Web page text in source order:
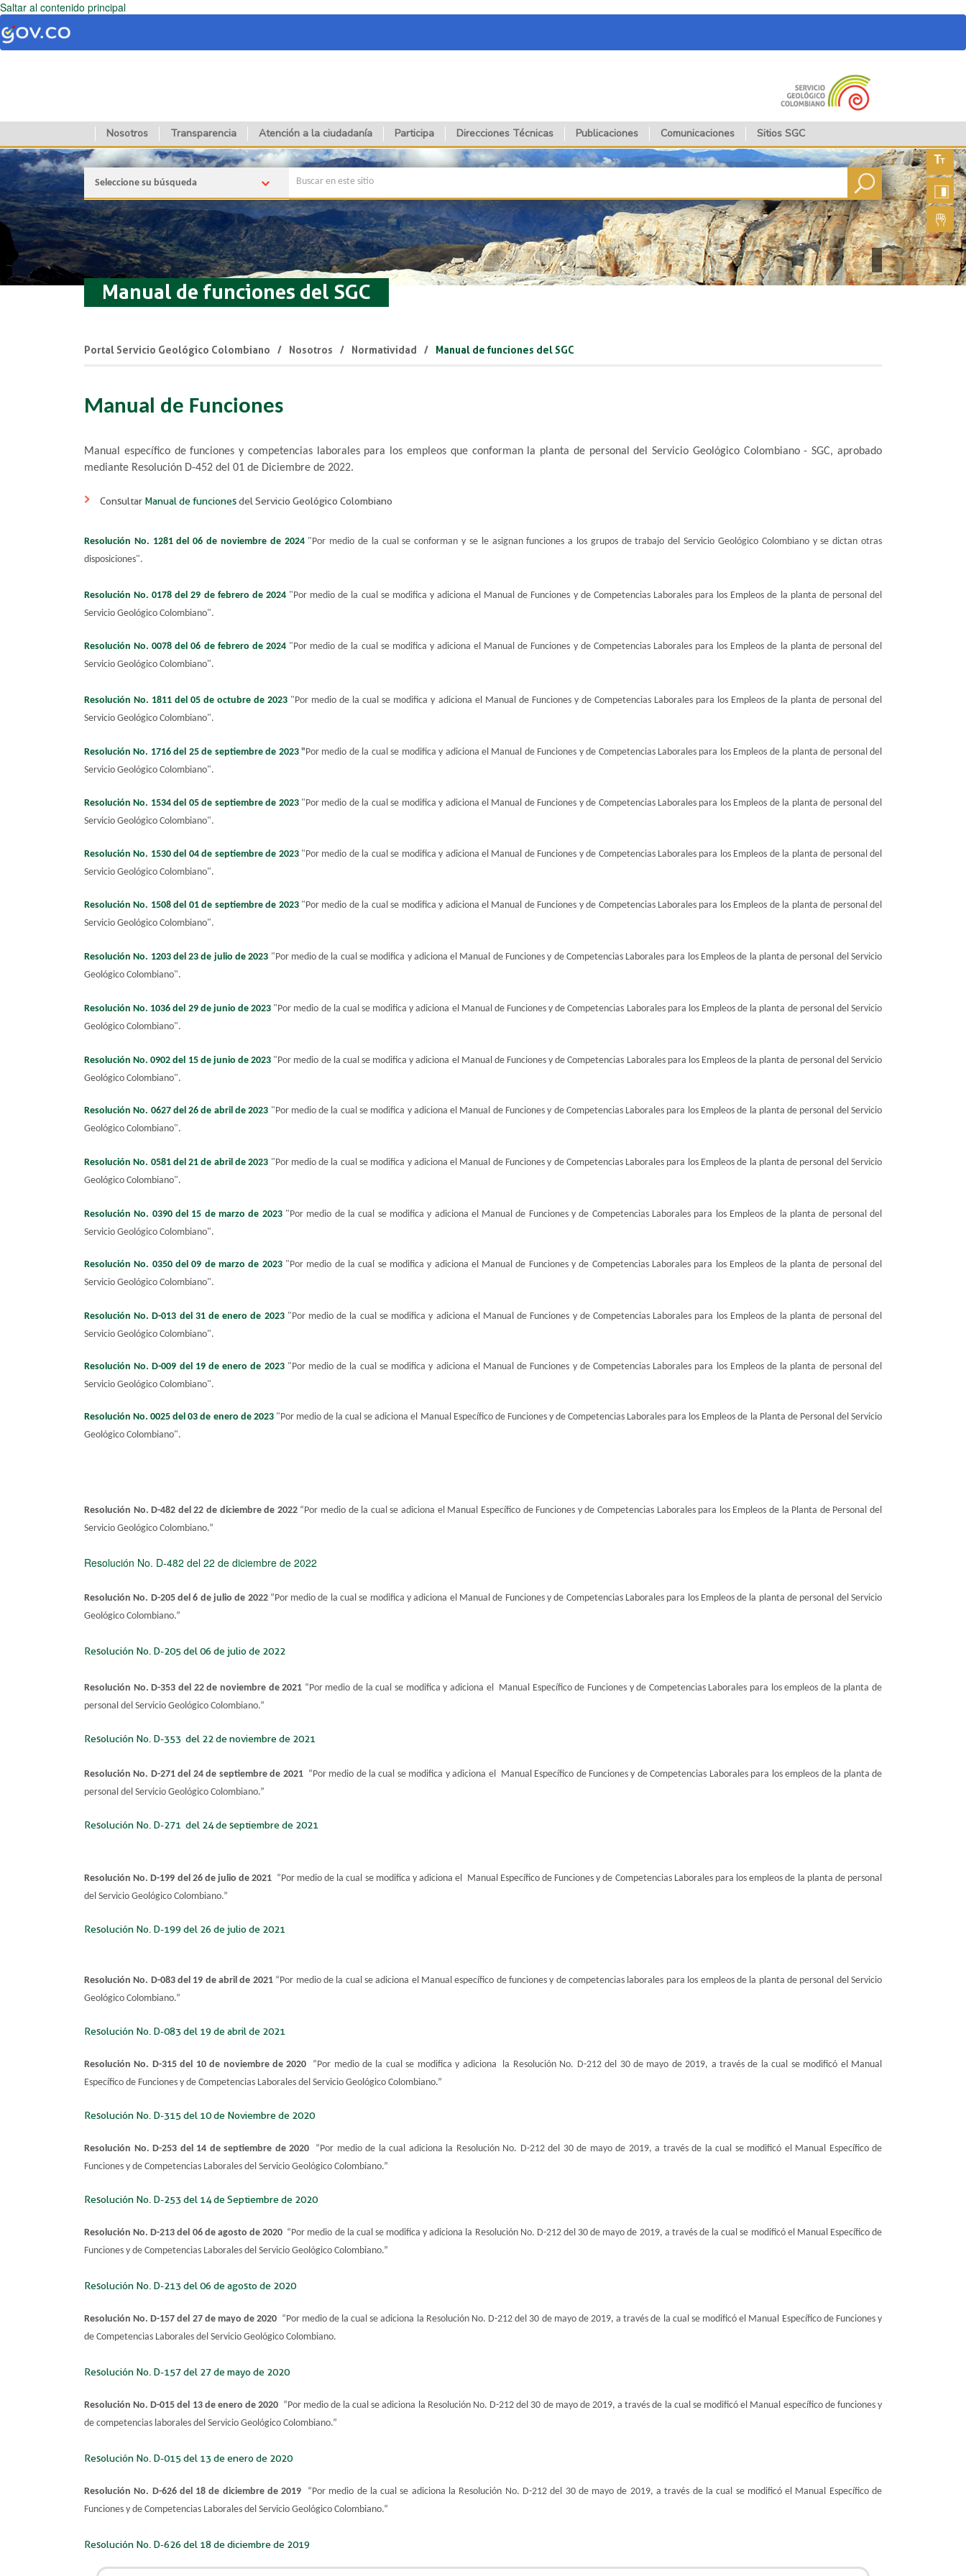
Saltar al contenido principal
Nosotros Transparencia Atención a la ciudadanía Participa Direcciones Técnicas Publicaciones Comunicaciones Sitios SGC
fuente
Lengua
de
Seleccione su búsqueda
Manual de funciones del SGC
Portal Servicio Geológico Colombiano Nosotros Normatividad Manual de funciones del SGC
Manual de Funciones
Manual específico de funciones y competencias laborales para los empleos que conforman la planta de personal del Servicio Geológico Colombiano - SGC, aprobado
mediante Resolución D-452​ del 01 de Diciembre de 2022.
Consultar Manual de funciones​del Servicio G​eológico Colombiano
​Resolución No. 1281 del 06 de noviembre de 2024 "Por medio de la cual se conforman y se le asignan funciones a los grupos de trabajo del Servicio Geológico Colombiano y se dictan otras
disposiciones".
Resolución No. 0178 del 29 de ​febrero de 2024 "Por medio de la cual se modifica y adiciona el Manual de Funciones y de Competencias Laborales para los Empleos de la planta de personal del
Servicio Geológico Colombiano".
Resolución No. 0078 del 06 de febrero de 2024 " Por medio de la cual se modifica y adiciona el Manual de Funciones y de Competencias Laborales para los Empleos de la planta de personal del
Servicio Geológico Colombiano".
Resolución No. 1811 del 05 de octubre de 2023​ " Por medio de la cual se modifica y adiciona el Manual de Funciones y de Competencias Laborales para los Empleos de la planta de personal del
Servicio Geológico Colombiano".
Resolución No. 1716 del 25 de septiembre de 2023" Por medio de la cual se modifica y adiciona el Manual de Funciones y de Competencias Laborales para los Empleos de la planta de personal del
Servicio Geológico Colombiano".
Resolución No. 1534 del 05 de septiembre de 2023 "Por medio de la cual se modifica y adiciona el Manual de Funciones y de Competencias Laborales para los Empleos de la planta de personal del
Servicio Geológico Colombiano".
Resolución No. 1530 del 04 de septiembre de 2023 " Por medio de la cual se modifica y adiciona el Manual de Funciones y de Competencias Laborales para los Empleos de la planta de personal del
Servicio Geológico Colombiano".
Resolución No. 1508 del 01 de septiembre de 2023 " Por medio de la cual se modifica y adiciona el Manual de Funciones y de Competencias Laborales para los Empleos de la planta de personal del
Servicio Geológico Colombiano".
Resolución No. 1203 del 23 de julio de 2023 " Por medio de la cual se modifica y adiciona el Manual de Funciones y de Competencias Laborales para los Empleos de la planta de personal del Servicio
Geológico Colombiano".
Resolución No. 1036 del 29 de junio de 2023 " Por medio de la cual se modifica y adiciona el Manual de Funciones y de Competencias Laborales para los Empleos de la planta de personal del Servicio
Geológico Colombiano".
Resolución No. 0902 del 15 de junio de 2023 " Por medio de la cual se modifica y adiciona el Manual de Funciones y de Competencias Laborales para los Empleos de la planta de personal del Servicio
Geológico Colombiano".
Resolución No. 0627 del 26 de abril de 2023 " Por medio de la cual se modifica y adiciona el Manual de Funciones y de Competencias Laborales para los Empleos de la planta de personal del Servicio
Geológico Colombiano".
Resolución No. 0581 del 21 de abril de 2023 " Por medio de la cual se modifica y adiciona el Manual de Funciones y de Competencias Laborales para los Empleos de la planta de personal del Servicio
Geológico Colombiano".
Resolución No. 0390 del 15 de marzo de 2023 " Por medio de la cual se modifica y adiciona el Manual de Funciones y de Competencias Laborales para los Empleos de la planta de personal del
Servicio Geológico Colombiano".
Resolución No. 0350 del 09 de marzo de 2023 " Por medio de la cual se modifica y adiciona el Manual de Funciones y de Competencias Laborales para los Empleos de la planta de personal del
Servicio Geológico Colombiano".
Resolución No. D-013 del 31 de enero de 2023 " Por medio de la cual se modifica y adiciona el Manual de Funciones y de Competencias Laborales para los Empleos de la planta de personal del
Servicio Geológico Colombiano"​.
Resolución No. D-009 del 19 de enero de 2023 "Por medio de la cual se modifica y adiciona el Manual de Funciones y de Competencias Laborales para los Empleos de la planta de personal del
Servicio Geológico Colombiano".
Resolución No. 0025 del 03 de enero de 2023 "Por medio de la cual se adiciona el Manual Específico de Funciones y de Competencias Laborales para los Empleos de la Planta de Personal del Servicio
Geológico Colombiano".
Resolución No. D-482 del 22 de diciembre de 2022 “Por medio de la cual se adiciona el Manual Específico de Funciones y de Competencias Laborales para los Empleos de la Planta de Personal del
Servicio Geológico Colombiano.”
​Resolución No. ​D-482 del 2​2 de diciembre de 2022​
Resolución No. D-205 del 6 de julio de 2022 “Por medio de la cual se modifica y adiciona el Manual de Funciones y de Competencias Laborales para los Empleos de la planta de personal del Servicio
Geológico Colombiano.”
Resolución No. ​D-205 del 06 de julio de 2022
Resolución No. D-353 del 22 de noviembre de 2021 “Por medio de la cual se modifica y adiciona el Manual Específico de Funciones y de Competencias Laborales para los empleos de la planta de
personal del Servicio Geológico Colombiano.”
Resolución No. ​D-353 del 22 de noviembre de 2021​​
Resolución No. D-271 del 24 de septiembre de 2021 “Por medio de la cual se modifica y adiciona el Manual Específico de Funciones y de Competencias Laborales para los empleos de la planta de
personal del Servicio Geológico Colombiano.”
Resolución No. ​D-271 del 24 de septiembre de 2021​
Resolución No. D-199 del 26 de julio de 2021 “Por medio de la cual se modifica y adiciona el Manual Específico de Funciones y de Competencias Laborales para los empleos de la planta de personal
del Servicio Geológico Colombiano.”
Resolución No. ​D-199 del 26 de julio de 2021
Resolución No. D-083 del 19 de a​bril de 2021 “Por medio de la cual se adiciona el Manual específico de funciones y de competencias laborales para los empleos de la planta de personal del Servicio
Geológico Colombiano.”
Resolución No. ​D-083 del 19 de abril de 2021
Resolución No. D-315 del 10 de noviembre de 2020
“Por medio de la cual se modifica y adiciona la Resolución No. D-212 del 30 de mayo de 2019, a través de la cual se modificó el Manual
Específico de Funciones y de Competencias Laborales del Servicio Geológico Colombiano.”
Resolución N​o. D-315 del 10 de Noviembre de 2020
Resolución No. D-253 del 14 de septiembre de 2020
“Por medio de la cual adiciona la Resolución No. D-212 del 30 de mayo de 2019, a través de la cual se modificó el Manual Específico de
Funciones y de Competencias Laborales del Servicio Geológico Colombiano.”
Resolución N​o. D-253 del 14 de Septiembre de 2020
Resolución No. D-213 del 06 de agosto de 2020 “Por medio de la cual se modifica y adiciona la Resolución No. D-212 del 30 de mayo de 2019, a través de la cual se modificó el Manual Específico de
Funciones y de Competencias Laborales del Servicio Geológico Colombiano.”
Resolución No. D-213 del 06 de agosto de 2020
Resolución No. D-157 del 27 de mayo de 2020 “Por medio de la cual se adiciona la Resolución No. D-212 del 30 de mayo de 2019, a través de la cual se modificó el Manual Específico de Funciones y
de Competencias Laborales del Servicio Geológico Colombiano.
Resolución No. D-157 del 27 de mayo de 2020
Resolución No. D-015 del 13 de enero de 2020 “Por medio de la cual se adiciona la Resolución No. D-212 del 30 de mayo de 2019, a través de la cual se modificó el Manual específico de funciones y
de competencias laborales del Servicio Geológico Colombiano.”
Resolución No. D-015 del 13 de enero de 2020
Resolución No. D-626 del 18 de diciembre de 2019 “Por medio de la cual se adiciona la Resolución No. D-212 del 30 de mayo de 2019, a través de la cual se modificó el Manual Específico de
Funciones y de Competencias Laborales del Servicio Geológico Colombiano.”
Resolución No. D-626 del 18 de diciembre de 2019